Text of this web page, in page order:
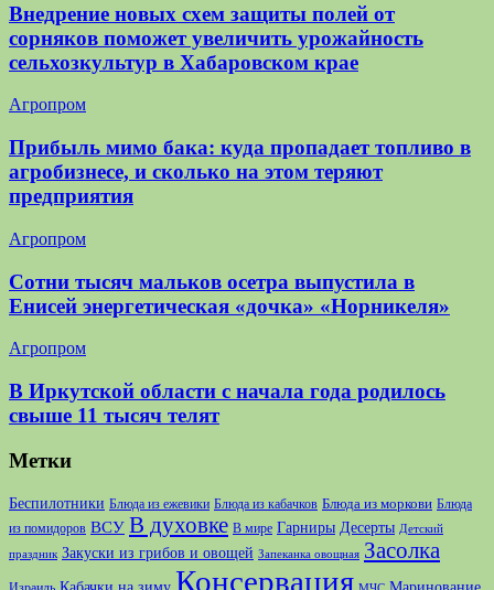
Внедрение новых схем защиты полей от
сорняков поможет увеличить урожайность
сельхозкультур в Хабаровском крае
Агропром
Прибыль мимо бака: куда пропадает топливо в
агробизнесе, и сколько на этом теряют
предприятия
Агропром
Сотни тысяч мальков осетра выпустила в
Енисей энергетическая «дочка» «Норникеля»
Агропром
В Иркутской области с начала года родилось
свыше 11 тысяч телят
Метки
Беспилотники Блюда из ежевики Блюда из кабачков Блюда из моркови Блюда
из помидоров ВСУ В духовке В мире Гарниры Десерты Детский
праздник Закуски из грибов и овощей Запеканка овощная Засолка
Консервация